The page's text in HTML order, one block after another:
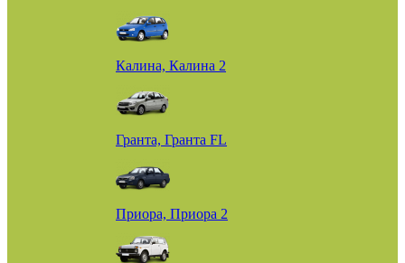
Калина, Калина 2
Гранта, Гранта FL
Приора, Приора 2